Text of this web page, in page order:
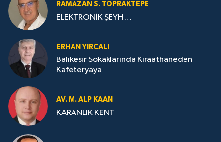
RAMAZAN S. TOPRAKTEPE
ELEKTRONİK ŞEYH…
ERHAN YIRCALI
Balıkesir Sokaklarında Kıraathaneden
Kafeteryaya
AV. M. ALP KAAN
KARANLIK KENT